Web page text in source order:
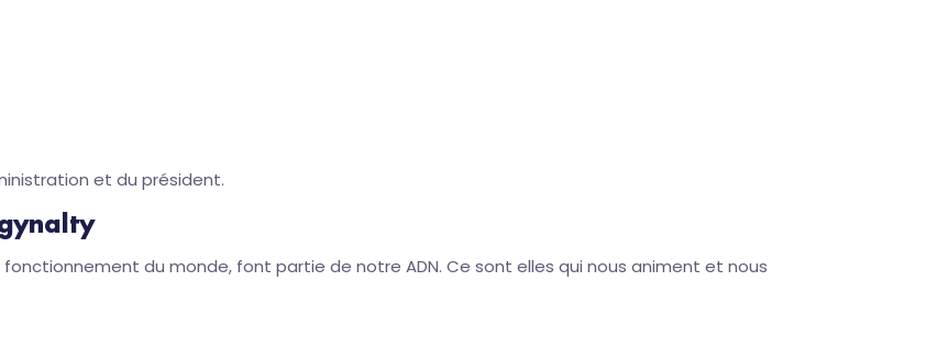
et du président.
du monde, font partie de notre ADN. Ce sont elles qui nous animent et nous